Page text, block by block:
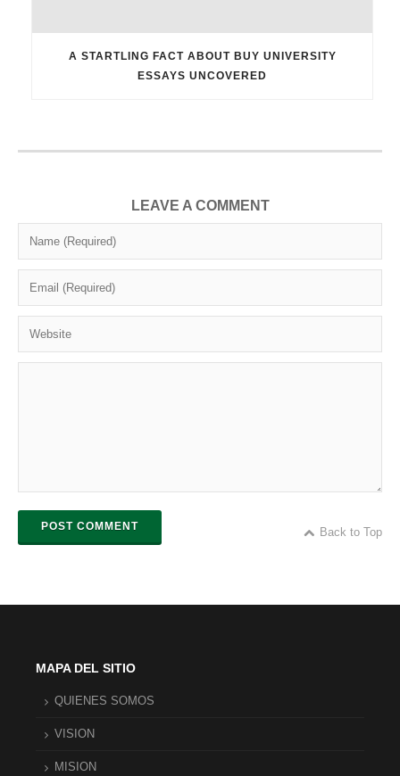
A STARTLING FACT ABOUT BUY UNIVERSITY
ESSAYS UNCOVERED
LEAVE A COMMENT
POST COMMENT Back to Top
MAPA DEL SITIO
QUIENES SOMOS
VISION
MISION